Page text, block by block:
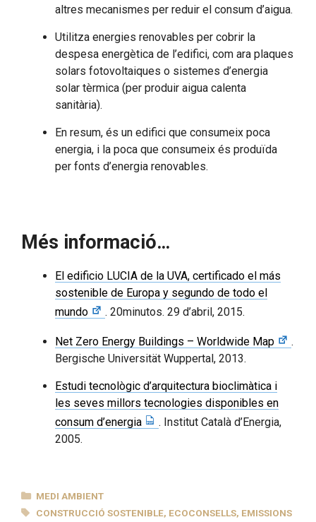
altres mecanismes per reduir el consum d’aigua.
Utilitza energies renovables per cobrir la
despesa energètica de l’edifici, com ara plaques
solars fotovoltaiques o sistemes d’energia
solar tèrmica (per produir aigua calenta
sanitària).
En resum, és un edifici que consumeix poca
energia, i la poca que consumeix és produïda
per fonts d’energia renovables.
Més informació…
El edificio LUCIA de la UVA, certificado el más
sostenible de Europa y segundo de todo el
mundo
. 20minutos. 29 d’abril, 2015.
Net Zero Energy Buildings – Worldwide Map
.
Bergische Universität Wuppertal, 2013.
Estudi tecnològic d’arquitectura bioclimàtica i
les seves millors tecnologies disponibles en
consum d’energia
. Institut Català d’Energia,
2005.
CATEGORIES
MEDI AMBIENT
ETIQUETES
CONSTRUCCIÓ SOSTENIBLE, ECOCONSELLS, EMISSIONS